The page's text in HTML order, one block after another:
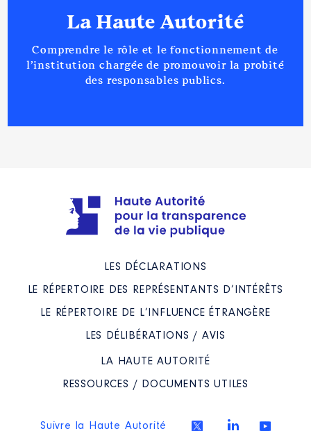
La Haute Autorité
Comprendre le rôle et le fonctionnement de
l’institution chargée de promouvoir la probité
des responsables publics.
LES DÉCLARATIONS
LE RÉPERTOIRE DES REPRÉSENTANTS D’INTÉRÊTS
LE RÉPERTOIRE DE L’INFLUENCE ÉTRANGÈRE
LES DÉLIBÉRATIONS / AVIS
LA HAUTE AUTORITÉ
RESSOURCES / DOCUMENTS UTILES
Suivre la Haute Autorité